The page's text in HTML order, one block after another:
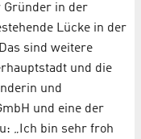
Gründer in der
Lücke in der
sind weitere
und die
und
und eine der
„Ich bin sehr froh